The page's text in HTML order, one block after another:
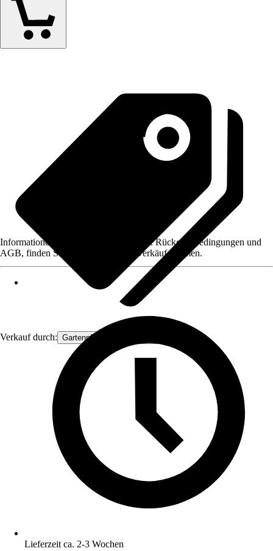
Verkauf durch: Gartenpflanzen Ammerland
Informationen des Verkäufers, wie z. B. Rückgabebedingungen und
AGB, finden Sie bei Klick auf den Verkäufernamen.
Lieferzeit ca. 2-3 Wochen